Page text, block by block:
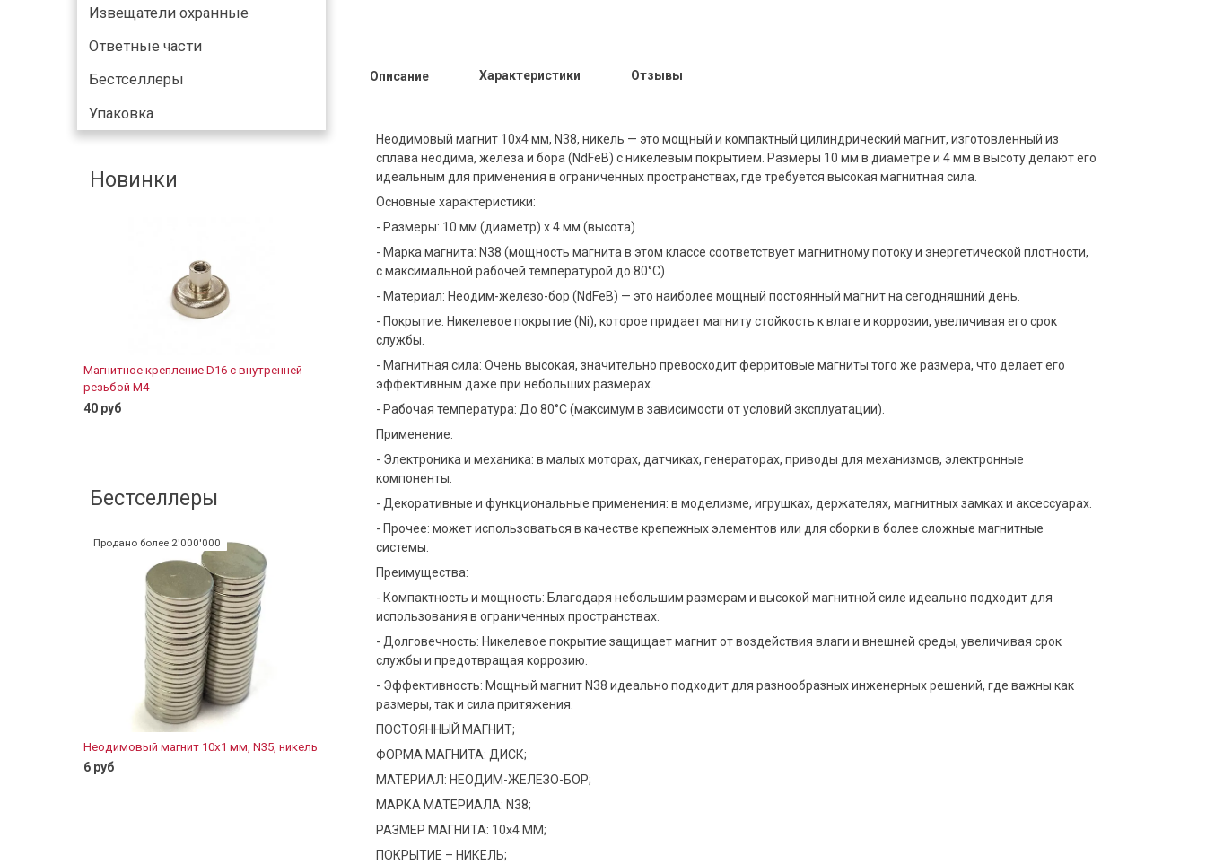
Извещатели охранные
Ответные части
Бестселлеры
Упаковка
Новинки
Магнитное крепление D16 с внутренней
резьбой М4
40 руб
Магнитное крепление D20 с внутренней
резьбой М4
В корзину
Магнитное крепление D25 с внутренней
150 руб
В корзину
Магнитное крепление D32 с внутренней
180 руб
В корзину
Бестселлеры
Продано более 2'000'000
Неодимовый магнит 10х1 мм, N35, никель
6 руб
Неодимовый магнит 14х6.5х1.5 мм, N40,
цинк, блок
11 руб
В корзину
Описание Характеристики Отзывы
Неодимовый магнит 10x4 мм, N38, никель — это мощный и компактный цилиндрический магнит, изготовленный из
сплава неодима, железа и бора (NdFeB) с никелевым покрытием. Размеры 10 мм в диаметре и 4 мм в высоту делают его
идеальным для применения в ограниченных пространствах, где требуется высокая магнитная сила.
Основные характеристики:
- Размеры: 10 мм (диаметр) x 4 мм (высота)
- Марка магнита: N38 (мощность магнита в этом классе соответствует магнитному потоку и энергетической плотности,
с максимальной рабочей температурой до 80°C)
- Материал: Неодим-железо-бор (NdFeB) — это наиболее мощный постоянный магнит на сегодняшний день.
- Покрытие: Никелевое покрытие (Ni), которое придает магниту стойкость к влаге и коррозии, увеличивая его срок
службы.
- Магнитная сила: Очень высокая, значительно превосходит ферритовые магниты того же размера, что делает его
эффективным даже при небольших размерах.
- Рабочая температура: До 80°C (максимум в зависимости от условий эксплуатации).
Применение:
- Электроника и механика: в малых моторах, датчиках, генераторах, приводы для механизмов, электронные
компоненты.
- Декоративные и функциональные применения: в моделизме, игрушках, держателях, магнитных замках и аксессуарах.
- Прочее: может использоваться в качестве крепежных элементов или для сборки в более сложные магнитные
системы.
Преимущества:
- Компактность и мощность: Благодаря небольшим размерам и высокой магнитной силе идеально подходит для
использования в ограниченных пространствах.
- Долговечность: Никелевое покрытие защищает магнит от воздействия влаги и внешней среды, увеличивая срок
службы и предотвращая коррозию.
- Эффективность: Мощный магнит N38 идеально подходит для разнообразных инженерных решений, где важны как
размеры, так и сила притяжения.
ПОСТОЯННЫЙ МАГНИТ;
ФОРМА МАГНИТА: ДИСК;
МАТЕРИАЛ: НЕОДИМ-ЖЕЛЕЗО-БОР;
МАРКА МАТЕРИАЛА: N38;
РАЗМЕР МАГНИТА: 10х4 ММ;
ПОКРЫТИЕ – НИКЕЛЬ;